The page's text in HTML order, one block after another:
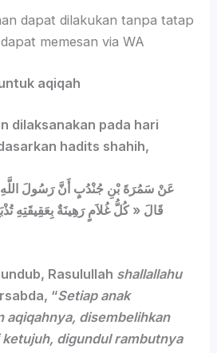
dapat dilakukan tanpa tatap
memesan via WA
aqiqah
dilaksanakan pada hari
hadits shahih,
عَنْ سَمُرَةَ بْنِ جُنْدُبٍ أَنَّ رَسُولَ
قَالَ « كُلُّ غُلاَمٍ رَهِينَةٌ بِعَقِيقَتِهِ
Rasulullah shallallahu
“Setiap anak
aqiqahnya, disembelihkan
digundul rambutnya